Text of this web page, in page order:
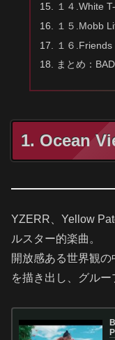
１４.White
１５.Mobb
１６.Friends
まとめ：
1. Ocean
YZERR、Yellow
ルスター的楽曲。
開放感ある世界観
を描き出し、グルー